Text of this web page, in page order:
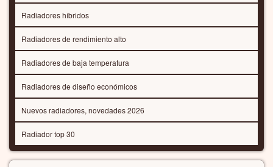
Radiadores híbridos
Radiadores de rendimiento alto
Radiadores de baja temperatura
Radiadores de diseño económicos
Nuevos radiadores, novedades 2026
Radiador top 30